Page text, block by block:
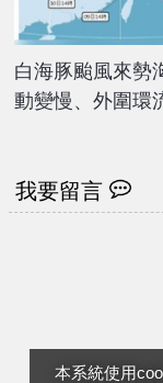
本系統使用
白海豚颱風來勢
動變慢、外圍
我要留言